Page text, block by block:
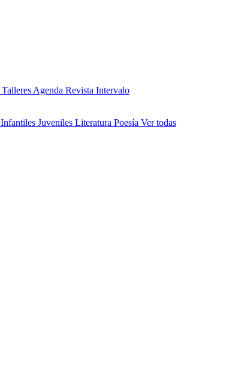
Talleres Agenda Revista Intervalo
Infantiles Juveniles Literatura Poesía Ver todas